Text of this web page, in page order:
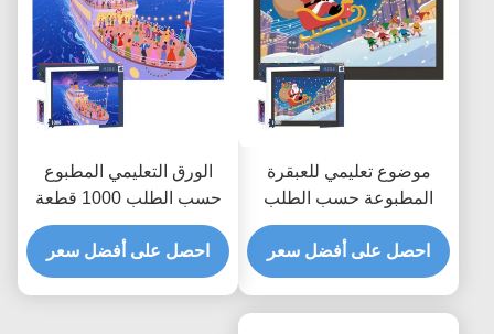
موضوع تعليمي للعبقرة
المطبوعة حسب الطلب
احصل على أفضل سعر
الورق التعليمي المطبوع
حسب الطلب 1000 قطعة
احصل على أفضل سعر